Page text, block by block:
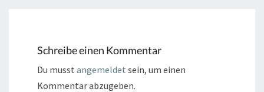
Schreibe einen Kommentar
Du musst angemeldet sein, um einen
Kommentar abzugeben.